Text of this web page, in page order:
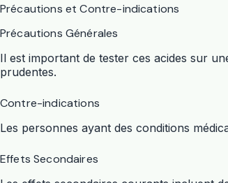
Précautions et Contre-indications
Précautions Générales
Il est important de tester ces acides sur
prudentes.
Contre-indications
Les personnes ayant des conditions
Effets Secondaires